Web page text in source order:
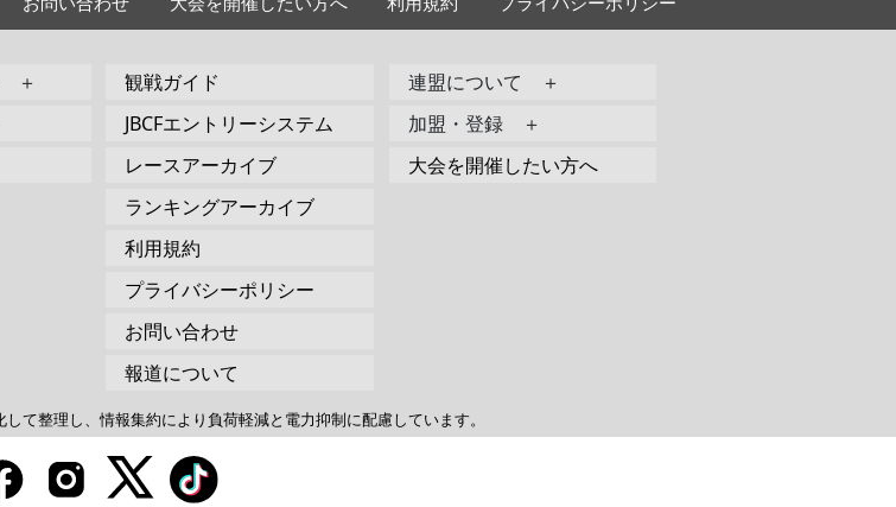
＋
観戦ガイド
JBCFエントリーシステム
レースアーカイブ
ランキングアーカイブ
利用規約
プライバシーポリシー
お問い合わせ
報道について
連盟について ＋
加盟・登録 ＋
大会を開催したい方へ
て整理し、情報集約により負荷軽減と電力抑制に配慮しています。